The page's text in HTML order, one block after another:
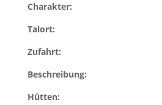
Charakter:
Talort:
Zufahrt:
Beschreibung:
Hütten: